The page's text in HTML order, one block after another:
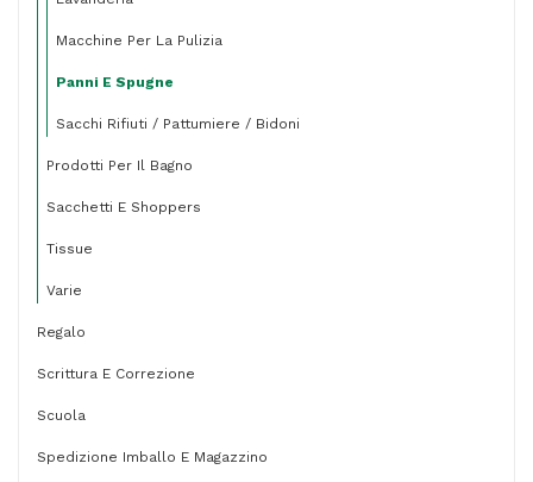
Macchine Per La Pulizia
Panni E Spugne
Sacchi Rifiuti / Pattumiere / Bidoni
Prodotti Per Il Bagno
Sacchetti E Shoppers
Tissue
Varie
Regalo
Scrittura E Correzione
Scuola
Spedizione Imballo E Magazzino